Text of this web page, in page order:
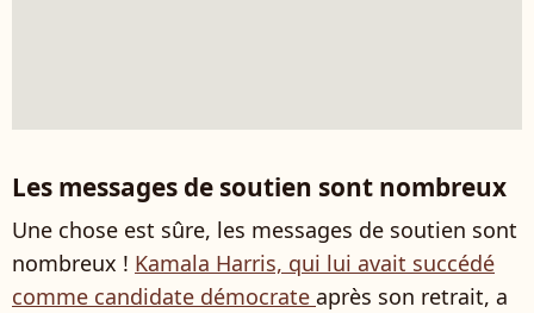
Les messages de soutien sont nombreux
Une chose est sûre, les messages de soutien sont
nombreux ! Kamala Harris, qui lui avait succédé
comme candidate démocrate après son retrait, a